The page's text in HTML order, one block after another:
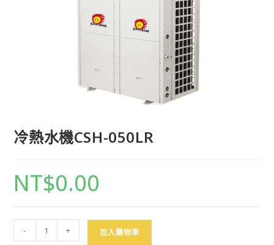
冷熱水機CSH-050LR
NT$0.00
- + 加入購物車